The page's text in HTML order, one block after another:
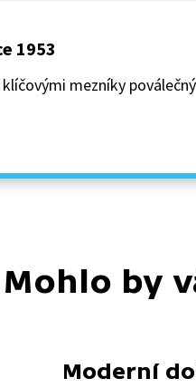
1953
mezníky
Mohlo by
Moderní